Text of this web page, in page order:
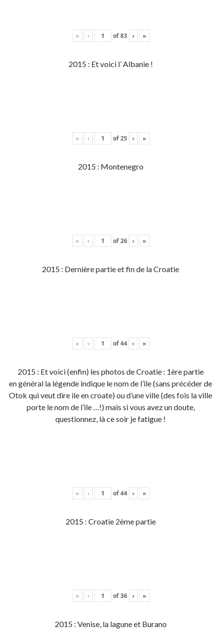
« ‹ of83 › »
2015 : Et voici l’ Albanie !
« ‹ of25 › »
2015 : Montenegro
« ‹ of26 › »
2015 : Dernière partie et fin de la Croatie
« ‹ of44 › »
2015 : Et voici (enfin) les photos de Croatie : 1ère partie
en général la légende indique le nom de l’ile (sans précéder de
Otok qui veut dire ile en croate) ou d’une ville (des fois la ville
porte le nom de l’ile …!) mais si vous avez un doute,
questionnez, là ce soir je fatigue !
« ‹ of44 › »
2015 : Croatie 2ème partie
« ‹ of36 › »
2015 : Venise, la lagune et Burano